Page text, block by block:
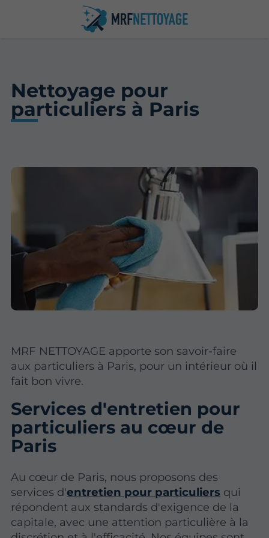
Nettoyage pour
particuliers à Paris
MRF NETTOYAGE apporte son savoir-faire
aux particuliers à Paris, pour un intérieur où il
fait bon vivre.
Services d'entretien pour
particuliers au cœur de
Paris
Au cœur de Paris, nous proposons des
services d'entretien pour particuliers qui
répondent aux standards d'exigence de la
capitale, avec une attention particulière à la